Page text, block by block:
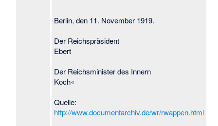
Berlin, den 11. November 1919.
Der Reichspräsident
Ebert
Der Reichsminister des Innern
Koch«
Quelle:
http://www.documentarchiv.de/wr/rwappen.html